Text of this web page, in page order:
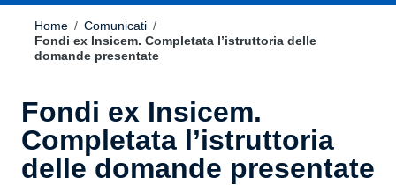
Home / Comunicati /
Fondi ex Insicem. Completata l’istruttoria delle
domande presentate
Fondi ex Insicem.
Completata l’istruttoria
delle domande presentate